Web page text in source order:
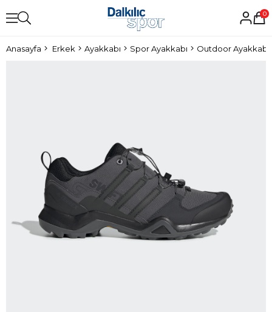
0
Anasayfa Erkek Ayakkabı Spor Ayakkabı Outdoor Ayakkabı